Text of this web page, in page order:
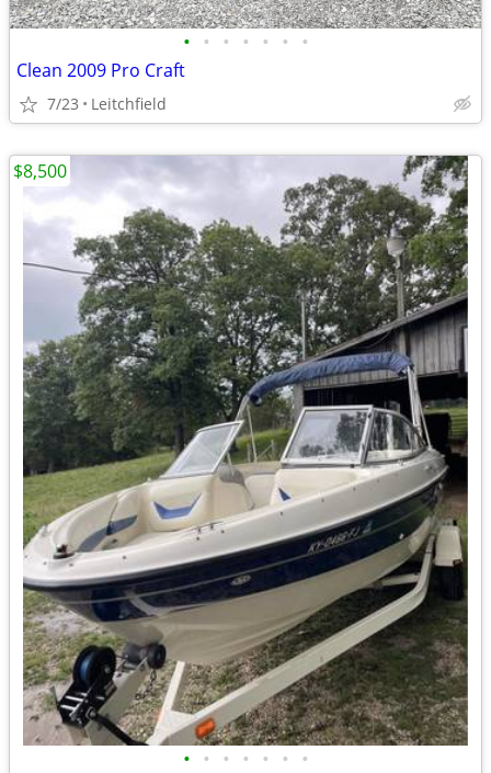
• • • • • • •
Clean 2009 Pro Craft
7/23 Leitchfield
• • • • • • •
$8,500